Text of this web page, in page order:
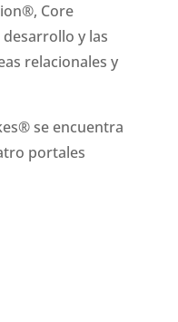
Core
y las
relacionales y
se encuentra
portales